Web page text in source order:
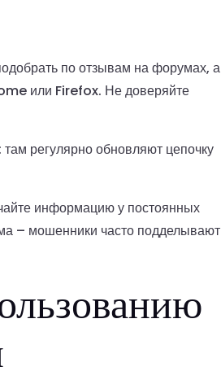
по отзывам на форумах, а
или Firefox. Не доверяйте
регулярно обновляют цепочку
информацию у постоянных
– мошенники часто подделывают